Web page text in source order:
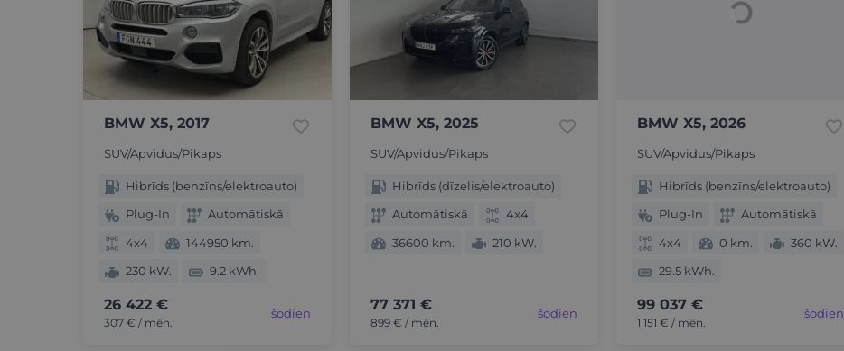
BMW X5, 2017
SUV/Apvidus/Pikaps
Hibrīds (benzīns/elektroauto)
Plug-In
Automātiskā
4x4
144950 km.
230 kW.
9.2 kWh.
26 422 €
307 € / mēn.
šodien
BMW X5, 2025
SUV/Apvidus/Pikaps
Hibrīds (dīzelis/elektroauto)
Automātiskā
4x4
36600 km.
210 kW.
77 371 €
899 € / mēn.
šodien
BMW X5, 2026
SUV/Apvidus/Pikaps
Hibrīds (benzīns/elektroauto)
Plug-In
Automātiskā
4x4
0 km.
360 kW.
29.5 kWh.
99 037 €
1 151 € / mēn.
šodien